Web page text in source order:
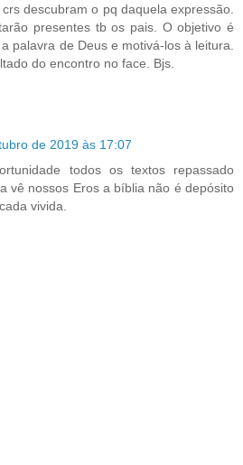
descubram o pq daquela expressão.
presentes tb os pais. O objetivo é
palavra de Deus e motivá-los à leitura.
do encontro no face. Bjs.
de 2019 às 17:07
todos os textos repassado
vê nossos Eros a bíblia não é depósito
vivida.